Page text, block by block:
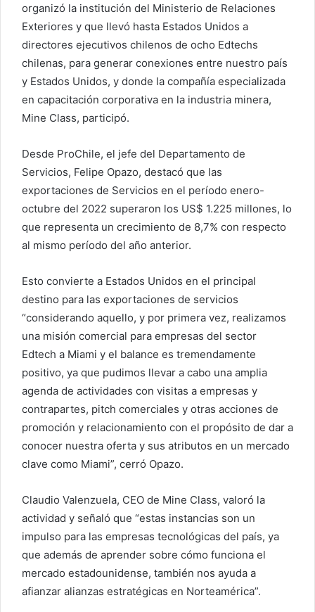
organizó la institución del Ministerio de Relaciones
Exteriores y que llevó hasta Estados Unidos a
directores ejecutivos chilenos de ocho Edtechs
chilenas, para generar conexiones entre nuestro país
y Estados Unidos, y donde la compañía especializada
en capacitación corporativa en la industria minera,
Mine Class, participó.
Desde ProChile, el jefe del Departamento de
Servicios, Felipe Opazo, destacó que las
exportaciones de Servicios en el período enero-
octubre del 2022 superaron los US$ 1.225 millones, lo
que representa un crecimiento de 8,7% con respecto
al mismo período del año anterior.
Esto convierte a Estados Unidos en el principal
destino para las exportaciones de servicios
“considerando aquello, y por primera vez, realizamos
una misión comercial para empresas del sector
Edtech a Miami y el balance es tremendamente
positivo, ya que pudimos llevar a cabo una amplia
agenda de actividades con visitas a empresas y
contrapartes, pitch comerciales y otras acciones de
promoción y relacionamiento con el propósito de dar a
conocer nuestra oferta y sus atributos en un mercado
clave como Miami”, cerró Opazo.
Claudio Valenzuela, CEO de Mine Class, valoró la
actividad y señaló que “estas instancias son un
impulso para las empresas tecnológicas del país, ya
que además de aprender sobre cómo funciona el
mercado estadounidense, también nos ayuda a
afianzar alianzas estratégicas en Norteamérica”.